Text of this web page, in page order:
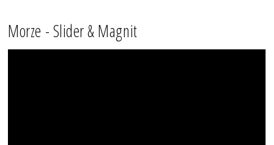
Morze - Slider & Magnit